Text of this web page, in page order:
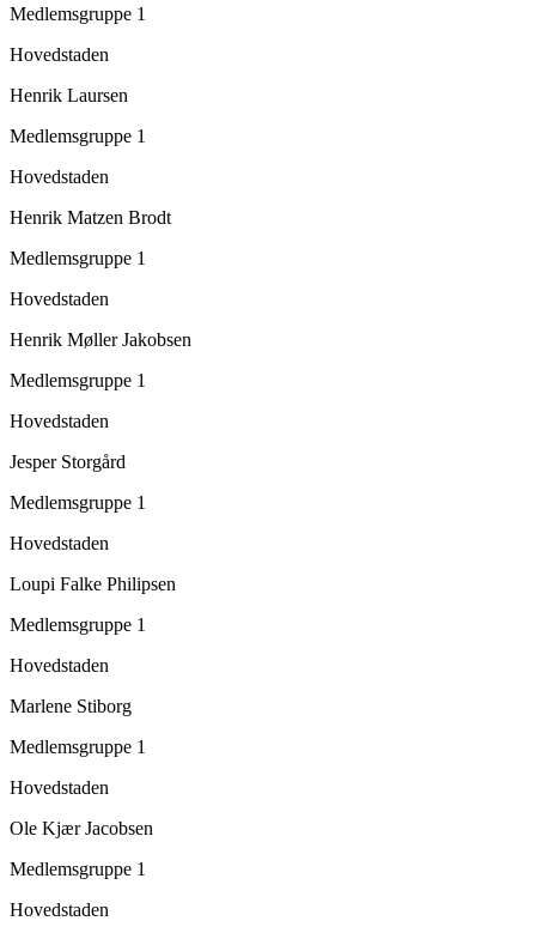
Medlemsgruppe 1
Hovedstaden
Henrik Laursen
Medlemsgruppe 1
Hovedstaden
Henrik Matzen Brodt
Medlemsgruppe 1
Hovedstaden
Henrik Møller Jakobsen
Medlemsgruppe 1
Hovedstaden
Jesper Storgård
Medlemsgruppe 1
Hovedstaden
Loupi Falke Philipsen
Medlemsgruppe 1
Hovedstaden
Marlene Stiborg
Medlemsgruppe 1
Hovedstaden
Ole Kjær Jacobsen
Medlemsgruppe 1
Hovedstaden